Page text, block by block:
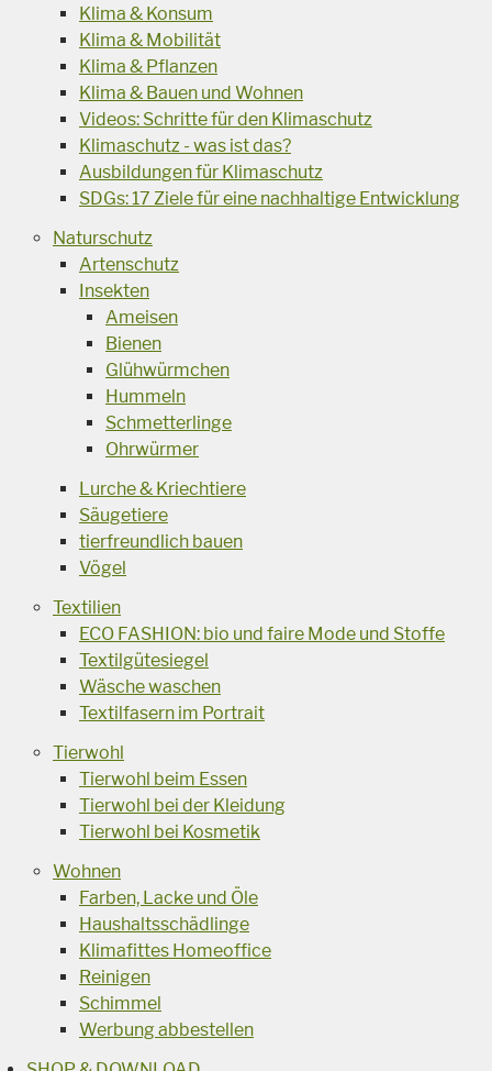
Klima & Konsum
Klima & Mobilität
Klima & Pflanzen
Klima & Bauen und Wohnen
Videos: Schritte für den Klimaschutz
Klimaschutz - was ist das?
Ausbildungen für Klimaschutz
SDGs: 17 Ziele für eine nachhaltige Entwicklung
Naturschutz
Artenschutz
Insekten
Ameisen
Bienen
Glühwürmchen
Hummeln
Schmetterlinge
Ohrwürmer
Lurche & Kriechtiere
Säugetiere
tierfreundlich bauen
Vögel
Textilien
ECO FASHION: bio und faire Mode und Stoffe
Textilgütesiegel
Wäsche waschen
Textilfasern im Portrait
Tierwohl
Tierwohl beim Essen
Tierwohl bei der Kleidung
Tierwohl bei Kosmetik
Wohnen
Farben, Lacke und Öle
Haushaltsschädlinge
Klimafittes Homeoffice
Reinigen
Schimmel
Werbung abbestellen